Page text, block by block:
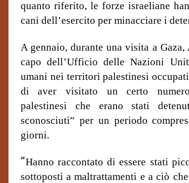
quanto riferito, le forze israeliane
cani dell’esercito per minacciare i
A gennaio, durante una visita a Gaza,
capo dell’Ufficio delle Nazioni
umani nei territori palestinesi
di aver visitato un certo
palestinesi che erano stati
sconosciuti” per un periodo
giorni.
“Hanno raccontato di essere stati
sottoposti a maltrattamenti e a ciò